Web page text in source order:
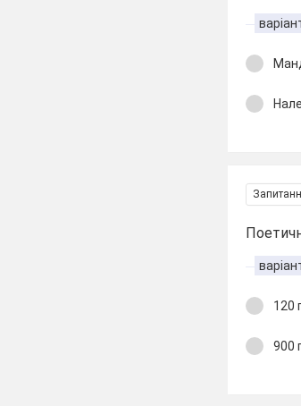
120
900